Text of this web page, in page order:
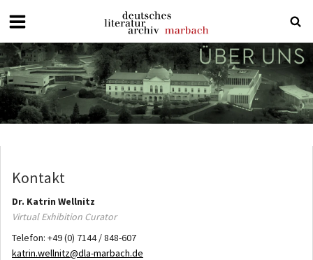
Deutsches
Literaturarchiv
Marbach
Kontakt
Dr. Katrin Wellnitz
Virtual Exhibition Curator
Telefon: +49 (0) 7144 / 848-607
katrin.wellnitz@dla-marbach.de